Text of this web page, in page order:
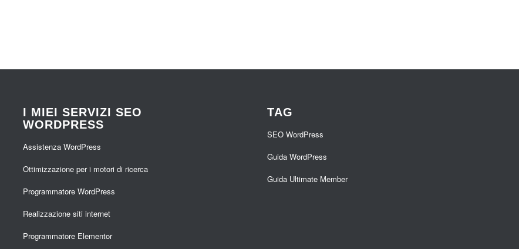
I MIEI SERVIZI SEO
WORDPRESS
Assistenza WordPress
Ottimizzazione per i motori di ricerca
Programmatore WordPress
Realizzazione siti internet
Programmatore Elementor
TAG
SEO WordPress
Guida WordPress
Guida Ultimate Member